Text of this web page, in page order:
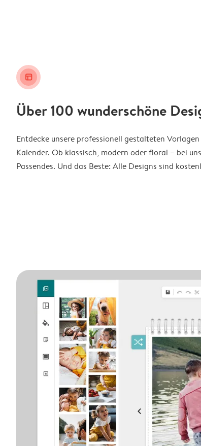
layout_alt
Über 100 wunderschöne
Entdecke unsere professionell gestalteten
Kalender. Ob klassisch, modern oder floral – bei
Passendes. Und das Beste: Alle Designs sind